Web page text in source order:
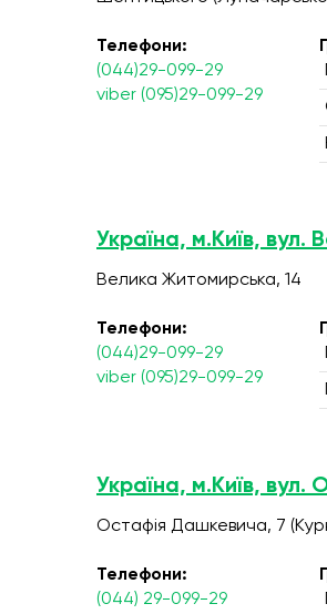
Телефони:
(044)29-099-29
viber (095)29-099-29
Україна, м.Київ, вул.
Велика Житомирська, 14
Телефони:
(044)29-099-29
viber (095)29-099-29
Україна, м.Київ,
Остафія Дашкевича, 7
Телефони:
(044) 29-099-29